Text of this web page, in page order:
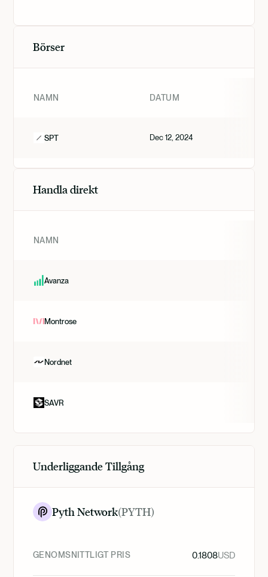
Börser
NAMN DATUM
SPT Dec 12, 2024
Handla direkt
NAMN
Avanza
Montrose
Nordnet
SAVR
Underliggande Tillgång
Pyth Network(PYTH)
GENOMSNITTLIGT PRIS 0.1808USD